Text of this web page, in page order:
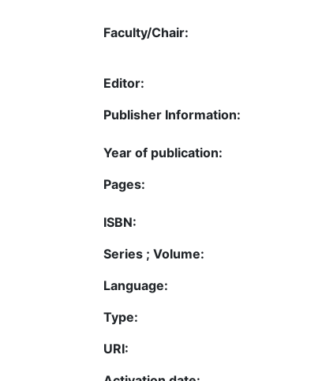
Faculty/Chair:
Editor:
Publisher Information:
Year of publication:
Pages:
ISBN:
Series ; Volume:
Language:
Type:
URI: